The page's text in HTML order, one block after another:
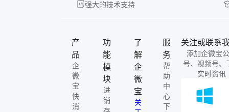
强大的技术支持
产
品
企
微
宝
快
消
功
能
模
块
进
销
了
解
企
微
宝
关
服
务
帮
助
中
心
下
关注或联系
添加企微宝
号、视频号、
实时资讯